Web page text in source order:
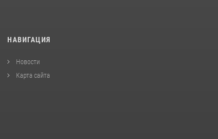
НАВИГАЦИЯ
Новости
Карта сайта